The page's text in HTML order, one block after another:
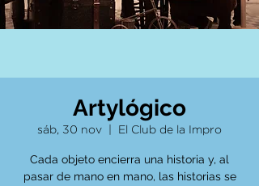
Artylógico
sáb, 30 nov El Club de la Impro
Cada objeto encierra una historia y, al
pasar de mano en mano, las historias se